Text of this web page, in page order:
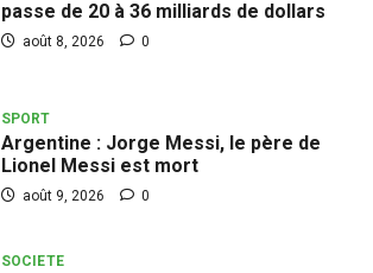
passe de 20 à 36 milliards de dollars
août 8, 2026 0
SPORT
Argentine : Jorge Messi, le père de
Lionel Messi est mort
août 9, 2026 0
SOCIETE